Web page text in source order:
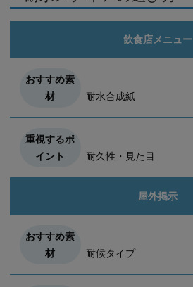
飲食店メニュー
耐水合成紙
耐久性・見た目
屋外掲示
耐候タイプ